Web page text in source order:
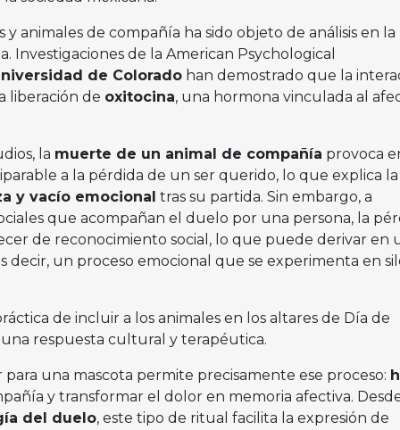
animales de compañía ha sido objeto de análisis en la
Investigaciones de la American Psychological
de Coloradohan demostrado que la
liberación de oxitocina, una hormona vinculada al
la muerte de un animal de compañía provoca
a la pérdida de un ser querido, lo que explica la
y vacío emocional tras su partida. Sin embargo, a
que acompañan el duelo por una persona, la
de reconocimiento social, lo que puede derivar en
decir, un proceso emocional que se experimenta en
de incluir a los animales en los altares de Día de
respuesta cultural y terapéutica.
una mascota permite precisamente ese proceso:
y transformar el dolor en memoria afectiva.
del duelo, este tipo de ritual facilita la expresión de